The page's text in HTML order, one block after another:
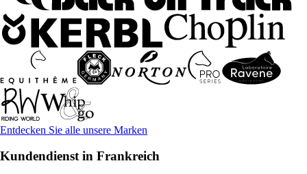
Entdecken Sie alle unsere Marken
Kundendienst in Frankreich